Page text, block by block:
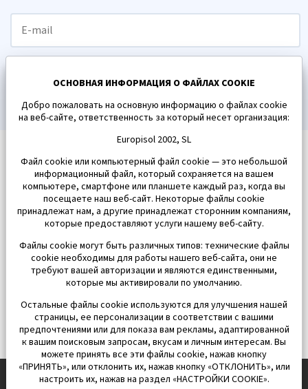
ПОДПИСАТЬСЯ
ОСНОВНАЯ ИНФОРМАЦИЯ О ФАЙЛАХ COOKIE
Добро пожаловать на основную информацию о файлах cookie
на веб-сайте, ответственность за который несет организация:
Europisol 2002, SL
Файл cookie или компьютерный файл cookie — это небольшой
информационный файл, который сохраняется на вашем
компьютере, смартфоне или планшете каждый раз, когда вы
посещаете наш веб-сайт. Некоторые файлы cookie
принадлежат нам, а другие принадлежат сторонним компаниям,
которые предоставляют услуги нашему веб-сайту.
Файлы cookie могут быть различных типов: технические файлы
cookie необходимы для работы нашего веб-сайта, они не
требуют вашей авторизации и являются единственными,
которые мы активировали по умолчанию.
Остальные файлы cookie используются для улучшения нашей
страницы, ее персонализации в соответствии с вашими
предпочтениями или для показа вам рекламы, адаптированной
к вашим поисковым запросам, вкусам и личным интересам. Вы
можете принять все эти файлы cookie, нажав кнопку
«ПРИНЯТЬ», или отклонить их, нажав кнопку «ОТКЛОНИТЬ», или
настроить их, нажав на раздел «НАСТРОЙКИ COOKIE».